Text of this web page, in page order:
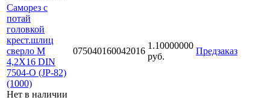
Саморез с
потай
головкой
крест.шлиц
сверло М
4,2Х16 DIN
7504-O (JP-82)
(1000)
Нет в наличии
075040160042016
1.10000000
руб.
Предзаказ